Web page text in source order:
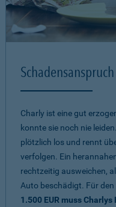
Charly ist eine gut
konnte sie noch nie
plötzlich los und rennt
verfolgen. Ein
rechtzeitig ausweichen,
Auto beschädigt. Für
1.500 EUR muss